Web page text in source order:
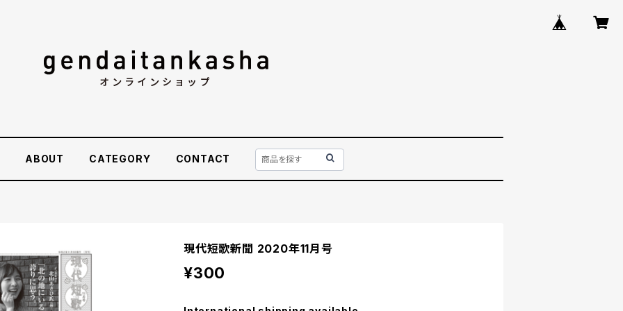
ABOUT CATEGORY CONTACT
現代短歌新聞 2020年11月号
¥300